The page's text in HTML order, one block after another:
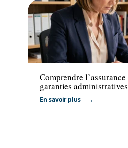
Administratif
Comprendre l’assurance
garanties administratives
En savoir plus